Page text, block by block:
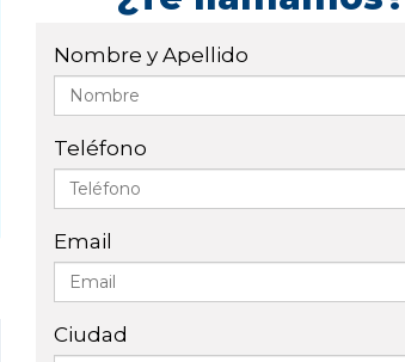
Nombre y Apellido
Teléfono
Email
Ciudad